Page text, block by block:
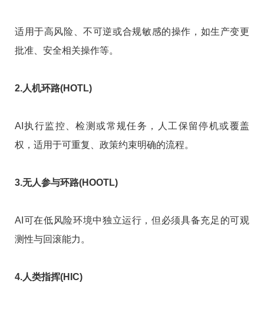
适用于高风险、不可逆或合规敏感的操作，如生产变更
批准、安全相关操作等。
2.人机环路(HOTL)
AI执行监控、检测或常规任务，人工保留停机或覆盖
权，适用于可重复、政策约束明确的流程。
3.无人参与环路(HOOTL)
AI可在低风险环境中独立运行，但必须具备充足的可观
测性与回滚能力。
4.人类指挥(HIC)